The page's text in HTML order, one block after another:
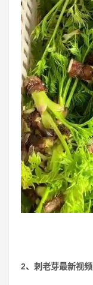
2、刺老芽最新视频